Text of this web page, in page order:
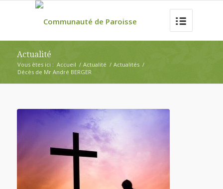
Actualité
Vous êtes ici : Accueil / Actualité / Actualités /
Décès de Mr André BERGER